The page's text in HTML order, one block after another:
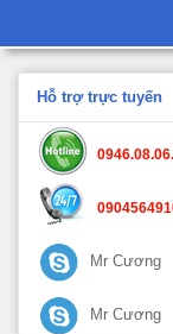
Hỗ trợ trực tuyến
Mr Cương
Mr Cương